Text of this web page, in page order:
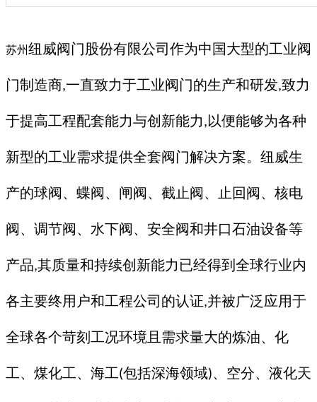
苏州纽威阀门股份有限公司作为中国大型的工业阀
门制造商,一直致力于工业阀门的生产和研发,致力
于提高工程配套能力与创新能力 ,以便能够为各种
新型的工业需求提供全套阀门解决方案。纽威生
产的球阀、蝶阀、闸阀、截止阀、止回阀、核电
阀、调节阀、水下阀、安全阀和井口石油设备等
产品,其质量和持续创新能力已经得到全球行业内
各主要终用户和工程公司的认证,并被广泛应用于
全球各个苛刻工况环境且需求量大的炼油、化
工、煤化工、海工(包括深海领域)、空分、液化天